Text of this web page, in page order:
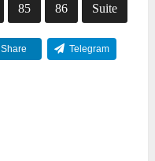
85 86 Suite
Share Telegram